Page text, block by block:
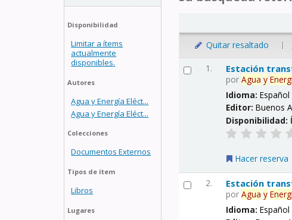
Disponibilidad
Limitar a ítems
actualmente
disponibles.
Autores
Agua y Energía Eléct...
Agua y Energía Eléct...
Colecciones
Documentos Externos
Tipos de ítem
Libros
Lugares
Quitar resaltado |
1. Estación
porAgua y
Idioma:Español
Editor:Buenos
Disponibilidad:
Hacer reserva
2. Estación
porAgua y
Idioma:Español